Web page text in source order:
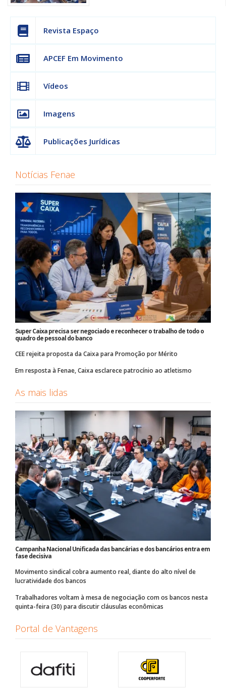
Revista Espaço
APCEF Em Movimento
Vídeos
Imagens
Publicações Jurídicas
Notícias Fenae
Super Caixa precisa ser negociado e reconhecer o trabalho de todo o
quadro de pessoal do banco
CEE rejeita proposta da Caixa para Promoção por Mérito
Em resposta à Fenae, Caixa esclarece patrocínio ao atletismo
As mais lidas
Campanha Nacional Unificada das bancárias e dos bancários entra em
fase decisiva
Movimento sindical cobra aumento real, diante do alto nível de
lucratividade dos bancos
Trabalhadores voltam à mesa de negociação com os bancos nesta
quinta-feira (30) para discutir cláusulas econômicas
Portal de Vantagens